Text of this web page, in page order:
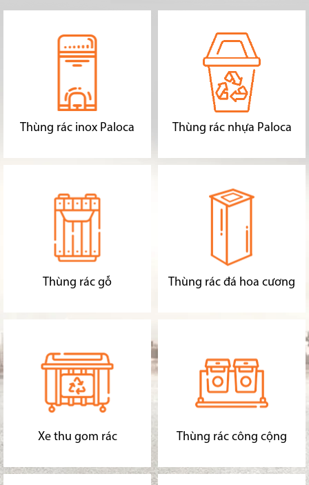
Thùng rác inox Paloca Thùng rác nhựa Paloca
Thùng rác gỗ Thùng rác đá hoa cương
Xe thu gom rác Thùng rác công cộng